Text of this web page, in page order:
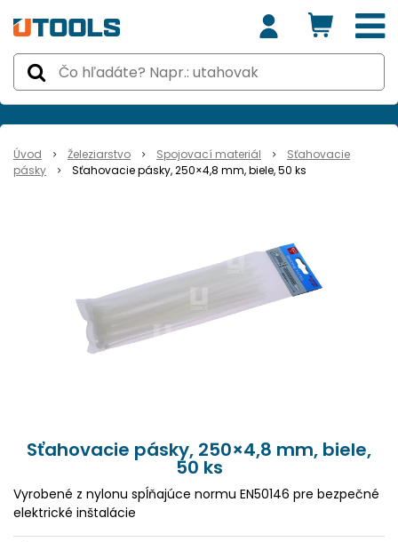
Úvod Železiarstvo Spojovací materiál
Sťahovacie
pásky
Sťahovacie pásky, 250×4,8 mm, biele, 50 ks
Sťahovacie pásky, 250×4,8 mm, biele,
50 ks
Vyrobené z nylonu spĺňajúce normu EN50146 pre bezpečné
elektrické inštalácie